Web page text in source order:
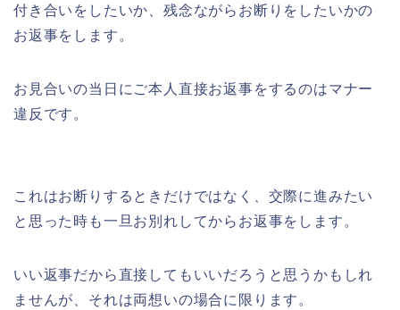
付き合いをしたいか、残念ながらお断りをしたいかの
お返事をします。
お見合いの当日にご本人直接お返事をするのはマナー
違反です。
これはお断りするときだけではなく、交際に進みたい
と思った時も一旦お別れしてからお返事をします。
いい返事だから直接してもいいだろうと思うかもしれ
ませんが、それは両想いの場合に限ります。